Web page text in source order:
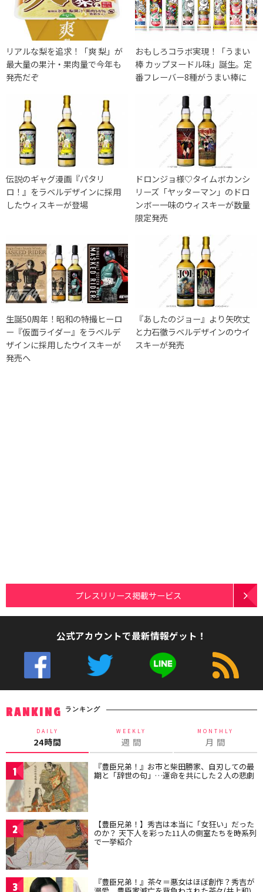
リアルな梨を追求！「爽 梨」が
最大量の果汁・果肉量で今年も
発売だぞ
おもしろコラボ実現！「うまい
棒 カップヌードル味」誕生。定
番フレーバー8種がうまい棒に
伝説のギャグ漫画『パタリ
ロ！』をラベルデザインに採用
したウィスキーが登場
ドロンジョ様♡タイムボカンシ
リーズ「ヤッターマン」のドロ
ンボー一味のウィスキーが数量
限定発売
生誕50周年！昭和の特撮ヒーロ
ー『仮面ライダー』をラベルデ
ザインに採用したウイスキーが
発売へ
『あしたのジョー』より矢吹丈
と力石徹ラベルデザインのウイ
スキーが発売
プレスリリース掲載サービス
公式アカウントで最新情報ゲット！
RANKING ランキング
DAILY
24時間
WEEKLY
週 間
MONTHLY
月 間
1 『豊臣兄弟！』お市と柴田勝家、自刃しての最
期と「辞世の句」…運命を共にした２人の悲劇
2 【豊臣兄弟！】秀吉は本当に「女狂い」だった
のか？ 天下人を彩った11人の側室たちを時系列
で一挙紹介
3 『豊臣兄弟！』茶々＝悪女はほぼ創作？秀吉が